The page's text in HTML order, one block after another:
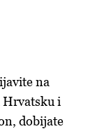
na
Hrvatsku i
dobijate